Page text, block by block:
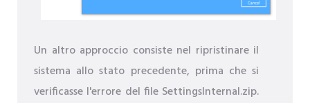
Un altro approccio consiste nel ripristinare il
sistema allo stato precedente, prima che si
verificasse l'errore del file SettingsInternal.zip.